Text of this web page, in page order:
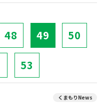
48 49 50
53
くまもりNews